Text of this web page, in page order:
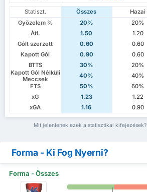
Statiszt. Összes Hazai
Győzelem %
20% 20%
Átl.
1.50 1.20
Gólt szerzett
0.60 0.60
Kapott Gól
0.90 0.60
BTTS
30% 20%
Kapott Gól Nélküli
Meccsek
40% 40%
FTS
50% 60%
xG
1.23 1.22
xGA
1.16 0.90
Mit jelentenek ezek a statisztikai
Forma - Ki Fog Nyerni?
Forma - Összes